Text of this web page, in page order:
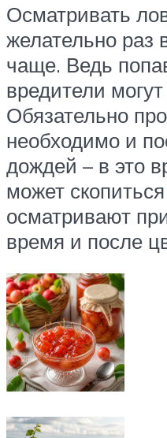
Осматривать
желательно раз
чаще. Ведь
вредители
Обязательно
необходимо и
дождей – в это
может
осматривают
время и после